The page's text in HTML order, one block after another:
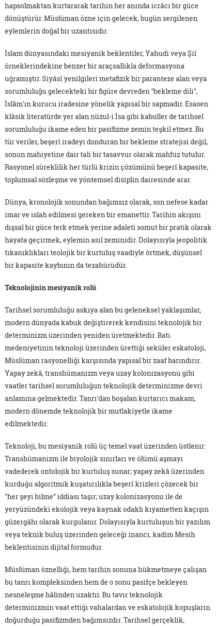
hapsolmaktan kurtararak tarihin her anında icrâcı bir güce
dönüştürür. Müslüman özne için gelecek, bugün sergilenen
eylemlerin doğal bir uzantısıdır.
İslam dünyasındaki mesiyanik beklentiler, Yahudi veya Şiî
örneklerindekine benzer bir araçsallıkla deformasyona
uğramıştır. Siyâsî yenilgileri metafizik bir paranteze alan veya
sorumluluğu gelecekteki bir figüre devreden "bekleme dili",
İslâm'ın kurucu iradesine yönelik yapısal bir sapmadır. Esasen
klâsik literatürde yer alan nüzul-i İsa gibi kabuller de tarihsel
sorumluluğu ikame eden bir pasifizme zemin teşkil etmez. Bu
tür veriler, beşerî iradeyi donduran bir bekleme stratejisi değil,
sonun mahiyetine dair tali bir tasavvur olarak mahfuz tutulur.
Rasyonel süreklilik her türlü krizin çözümünü beşerî kapasite,
toplumsal sözleşme ve yöntemsel disiplin dairesinde arar.
Dünya, kronolojik sonundan bağımsız olarak, son nefese kadar
imar ve ıslah edilmesi gereken bir emanettir. Tarihin akışını
dışsal bir güce terk etmek yerine adaleti somut bir pratik olarak
hayata geçirmek, eylemin asıl zeminidir. Dolayısıyla jeopolitik
tıkanıklıkları teolojik bir kurtuluş vaadiyle örtmek, düşünsel
bir kapasite kaybının da tezahürüdür.
Teknolojinin mesiyanik rolü
Tarihsel sorumluluğu askıya alan bu geleneksel yaklaşımlar,
modern dünyada kabuk değiştirerek kendisini teknolojik bir
determinizm üzerinden yeniden üretmektedir. Batı
medeniyetinin teknoloji üzerinden ürettiği seküler eskatoloji,
Müslüman rasyonelliği karşısında yapısal bir zaaf barındırır.
Yapay zekâ, transhümanizm veya uzay kolonizasyonu gibi
vaatler tarihsel sorumluluğun teknolojik determinizme devri
anlamına gelmektedir. Tanrı'dan boşalan kurtarıcı makam,
modern dönemde teknolojik bir mutlakiyetle ikame
edilmektedir.
Teknoloji, bu mesiyanik rolü üç temel vaat üzerinden üstlenir:
Transhümanizm ile biyolojik sınırları ve ölümü aşmayı
vadederek ontolojik bir kurtuluş sunar; yapay zekâ üzerinden
kurduğu algoritmik kuşatıcılıkla beşerî krizleri çözecek bir
"her şeyi bilme" iddiası taşır; uzay kolonizasyonu ile de
yeryüzündeki ekolojik veya kaynak odaklı kıyametten kaçışın
güzergâhı olarak kurgulanır. Dolayısıyla kurtuluşun bir yazılım
veya teknik buluş üzerinden geleceği inancı, kadim Mesih
beklentisinin dijital formudur.
Müslüman öznelliği, hem tarihin sonuna hükmetmeye çalışan
bu tanrı kompleksinden hem de o sonu pasifçe bekleyen
nesneleşme hâlinden uzaktır. Bu tavır teknolojik
determinizmin vaat ettiği vahalardan ve eskatolojik kopuşların
doğurduğu pasifizmden bağımsızdır. Tarihsel gerçeklik,